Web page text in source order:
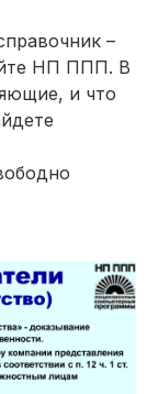
–
НП ППП. В
и что